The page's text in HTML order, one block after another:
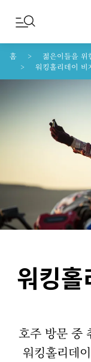
콘텐트로 건너뛰기
꼬리말 내비게이션으로
홈 젊은이들을 위
워킹홀리데이 비
워킹
호주 방문 중
워킹홀리데